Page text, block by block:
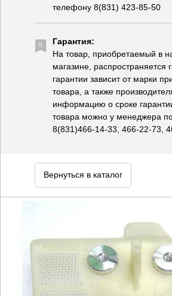
телефону 8(831) 423-85-50
Гарантия:
На товар, приобретаемый в
магазине, распространяется
гарантии зависит от марки
товара, а также
информацию о сроке
товара можно у менеджера
8(831)466-14-33, 466-22-73,
Вернуться в каталог